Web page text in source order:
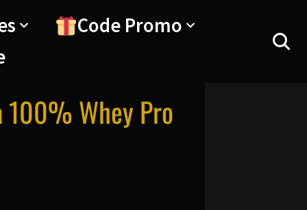
Code Promo
100% Whey Pro